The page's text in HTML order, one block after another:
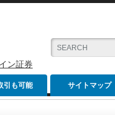
ン証券
引も可能 サイトマップ